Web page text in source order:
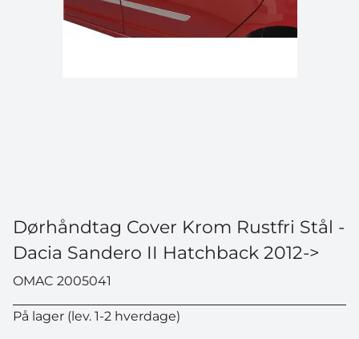
Dørhåndtag Cover Krom Rustfri Stål -
Dacia Sandero II Hatchback 2012->
OMAC 2005041
På lager (lev. 1-2 hverdage)